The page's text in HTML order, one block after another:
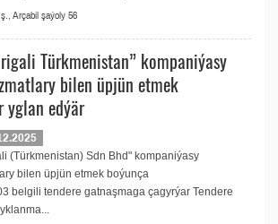
Arçabil şaýoly 56
Türkmenistan” kompaniýasy
bilen üpjün etmek
yglan edýär
(Türkmenistan) Sdn Bhd" kompaniýasy
bilen üpjün etmek boýunça
belgili tendere gatnaşmaga çagyrýar Tendere